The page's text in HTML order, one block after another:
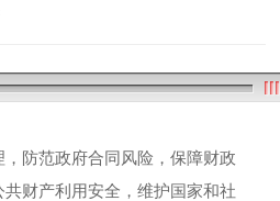
， 防范政府合同风险 ， 保障财政
财产利用安全 ， 维护国家和社